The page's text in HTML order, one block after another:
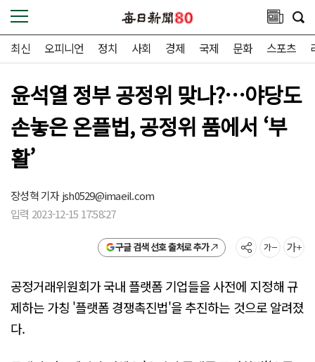
최신 오피니언 정치 사회 경제 국제 문화 스포츠
윤석열 정부 공정위 맞나?…야당도
손놓은 온플법, 공정위 품에서 ‘부
활’
장성혁 기자jsh0529@imaeil.com
입력 2023-12-15 17:58:27
구글 검색 선호 출처로 추가
공정거래위원회가 국내 플랫폼 기업들을 사전에 지정해 규
제하는 가칭 '플랫폼 경쟁촉진법'을 추진하는 것으로 알려졌
다.